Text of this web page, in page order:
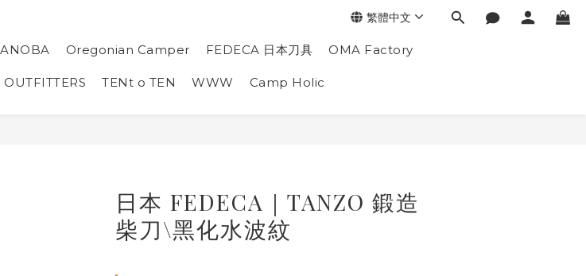
ANOBA Oregonian Camper FEDECA 日本刀具 OMA Factory
OUTFITTERS TENt o TEN WWW Camp Holic
繁體中文
日本 FEDECA｜TANZO 鍛造
柴刀\黑化水波紋